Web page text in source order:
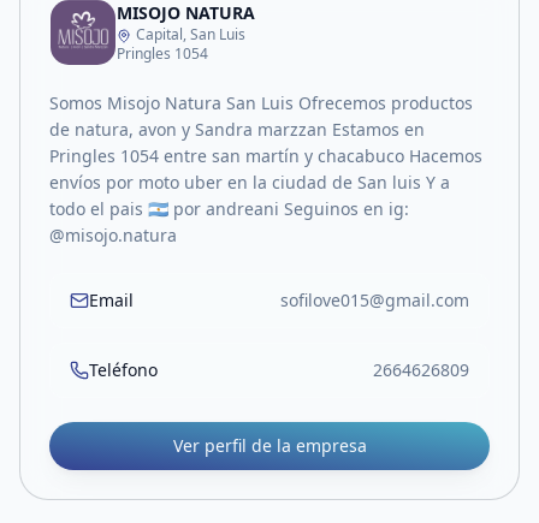
MISOJO NATURA
Capital, San Luis
Pringles 1054
Somos Misojo Natura San Luis Ofrecemos productos
de natura, avon y Sandra marzzan Estamos en
Pringles 1054 entre san martín y chacabuco Hacemos
envíos por moto uber en la ciudad de San luis Y a
todo el pais 🇦🇷 por andreani Seguinos en ig:
@misojo.natura
Email sofilove015@gmail.com
Teléfono 2664626809
Ver perfil de la empresa